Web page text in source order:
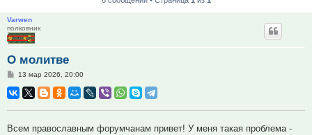
Varwen
полковник
О молитве
Сообщение
13 мар 2026, 20:00
Всем православным форумчанам привет! У меня такая проблема -